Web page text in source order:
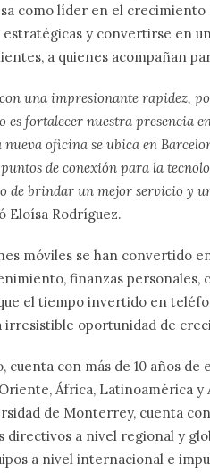
como líder en el crecimiento
y convertirse en
a quienes acompañan
una impresionante rapidez,
es fortalecer nuestra presencia
oficina se ubica en
de conexión para la
de brindar un mejor servicio y
Eloísa Rodríguez.
móviles se han convertido
finanzas personales,
el tiempo invertido en
oportunidad de
con más de 10 años
África, Latinoamérica y
de Monterrey, cuenta
directivos a nivel regional y
a nivel internacional e